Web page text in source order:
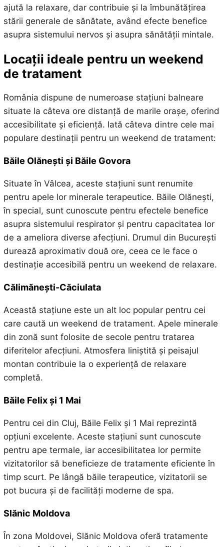
ajută la relaxare, dar contribuie și la îmbunătățirea
stării generale de sănătate, având efecte benefice
asupra sistemului nervos și asupra sănătății mintale.
Locații ideale pentru un weekend
de tratament
România dispune de numeroase stațiuni balneare
situate la câteva ore distanță de marile orașe, oferind
accesibilitate și eficiență. Iată câteva dintre cele mai
populare destinații pentru un weekend de tratament:
Băile Olănești și Băile Govora
Situate în Vâlcea, aceste stațiuni sunt renumite
pentru apele lor minerale terapeutice. Băile Olănești,
în special, sunt cunoscute pentru efectele benefice
asupra sistemului respirator și pentru capacitatea lor
de a ameliora diverse afecțiuni. Drumul din București
durează aproximativ două ore, ceea ce le face o
destinație accesibilă pentru un weekend de relaxare.
Călimănești-Căciulata
Această stațiune este un alt loc popular pentru cei
care caută un weekend de tratament. Apele minerale
din zonă sunt folosite de secole pentru tratarea
diferitelor afecțiuni. Atmosfera liniștită și peisajul
montan contribuie la o experiență de relaxare
completă.
Băile Felix și 1 Mai
Pentru cei din Cluj, Băile Felix și 1 Mai reprezintă
opțiuni excelente. Aceste stațiuni sunt cunoscute
pentru ape termale, iar accesibilitatea lor permite
vizitatorilor să beneficieze de tratamente eficiente în
timp scurt. Pe lângă băile terapeutice, vizitatorii se
pot bucura și de facilități moderne de spa.
Slănic Moldova
În zona Moldovei, Slănic Moldova oferă tratamente